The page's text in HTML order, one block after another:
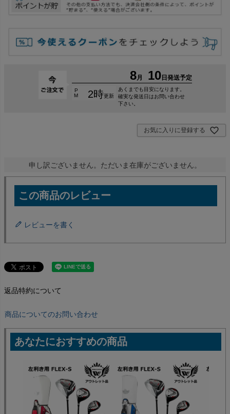
お気に入りに登録する
申し訳ございません。ただいま在庫がございません。
レビューを書く
返品特約について
商品についてのお問い合わせ
あなたにおすすめの商品